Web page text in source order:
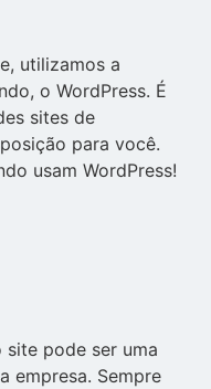
utilizamos a
o WordPress. É
sites de
para você.
usam WordPress!
pode ser uma
empresa. Sempre